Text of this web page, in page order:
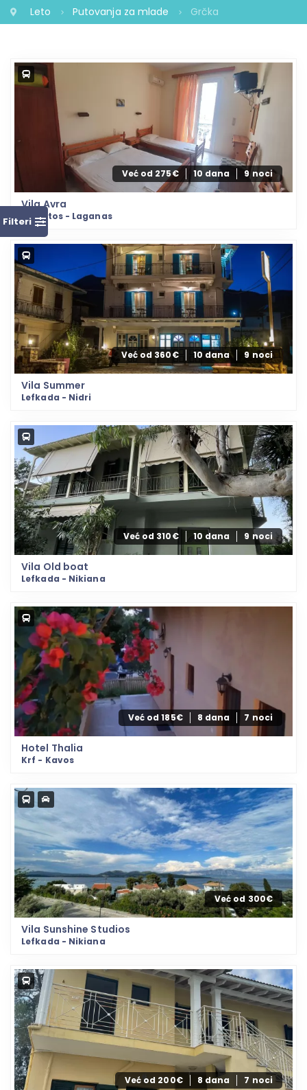
Leto Putovanja za mlade Grčka
Filteri
Već od 275€ 10 dana 9 noci
Vila Avra
Zakintos - Laganas
Već od 360€ 10 dana 9 noci
Vila Summer
Lefkada - Nidri
Već od 310€ 10 dana 9 noci
Vila Old boat
Lefkada - Nikiana
Već od 185€ 8 dana 7 noci
Hotel Thalia
Krf - Kavos
Već od 300€
Vila Sunshine Studios
Lefkada - Nikiana
Već od 200€ 8 dana 7 noci